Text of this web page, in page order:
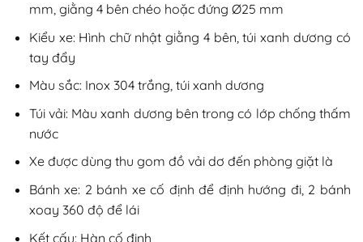
mm, giằng 4 bên chéo hoặc đứng Ø25 mm
Kiểu xe: Hình chữ nhật giằng 4 bên, túi xanh dương có
tay đẩy
Màu sắc: Inox 304 trắng, túi xanh dương
Túi vải: Màu xanh dương bên trong có lớp chống thấm
nước
Xe được dùng thu gom đồ vải dơ đến phòng giặt là
Bánh xe: 2 bánh xe cố định để định hướng đi, 2 bánh
xoay 360 độ để lái
Kết cấu: Hàn cố định